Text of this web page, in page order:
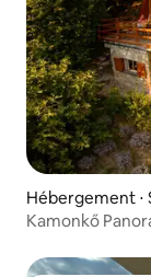
Hébergement ⋅
Kamonkő